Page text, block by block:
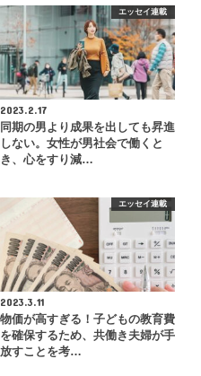
エッセイ連載
2023.2.17
同期の男より成果を出しても昇進
しない。女性が男社会で働くと
き、心をすり減…
エッセイ連載
2023.3.11
物価が高すぎる！子どもの教育費
を確保するため、共働き夫婦が手
放すことを考…